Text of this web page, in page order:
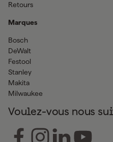
Retours
Marques
Bosch
DeWalt
Festool
Stanley
Makita
Milwaukee
Voulez-vous nous